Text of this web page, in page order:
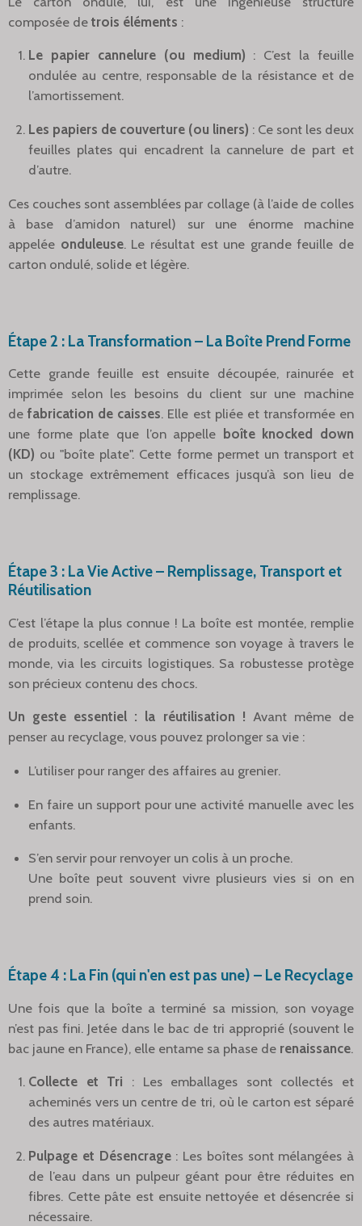
composée de trois éléments :
Le papier cannelure (ou medium) : C’est la feuille
ondulée au centre, responsable de la résistance et de
l’amortissement.
Les papiers de couverture (ou liners) : Ce sont les deux
feuilles plates qui encadrent la cannelure de part et
d’autre.
Ces couches sont assemblées par collage (à l’aide de colles
à base d’amidon naturel) sur une énorme machine
appelée onduleuse. Le résultat est une grande feuille de
carton ondulé, solide et légère.
Étape 2 : La Transformation – La Boîte Prend Forme
Cette grande feuille est ensuite découpée, rainurée et
imprimée selon les besoins du client sur une machine
defabrication de caisses. Elle est pliée et transformée en
une forme plate que l’on appelle boîte knocked down
(KD) ou "boîte plate". Cette forme permet un transport et
un stockage extrêmement efficaces jusqu’à son lieu de
remplissage.
Étape 3 : La Vie Active – Remplissage, Transport et
Réutilisation
C’est l’étape la plus connue ! La boîte est montée, remplie
de produits, scellée et commence son voyage à travers le
monde, via les circuits logistiques. Sa robustesse protège
son précieux contenu des chocs.
Un geste essentiel : la réutilisation ! Avant même de
penser au recyclage, vous pouvez prolonger sa vie :
L’utiliser pour ranger des affaires au grenier.
En faire un support pour une activité manuelle avec les
enfants.
S’en servir pour renvoyer un colis à un proche.
Une boîte peut souvent vivre plusieurs vies si on en
prend soin.
Étape 4 : La Fin (qui n'en est pas une) – Le Recyclage
Une fois que la boîte a terminé sa mission, son voyage
n’est pas fini. Jetée dans le bac de tri approprié (souvent le
bac jaune en France), elle entame sa phase de renaissance.
Collecte et Tri : Les emballages sont collectés et
acheminés vers un centre de tri, où le carton est séparé
des autres matériaux.
Pulpage et Désencrage: Les boîtes sont mélangées à
de l’eau dans un pulpeur géant pour être réduites en
fibres. Cette pâte est ensuite nettoyée et désencrée si
nécessaire.